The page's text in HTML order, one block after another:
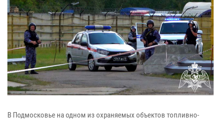
В Подмосковье на одном из охраняемых объектов топливно-